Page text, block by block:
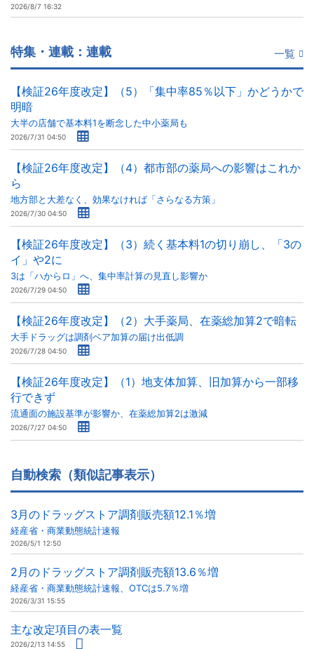
2026/8/7 16:32
特集・連載：連載 一覧
【検証26年度改定】（5）「集中率85％以下」かどうかで
明暗
大半の店舗で基本料1を断念した中小薬局も
2026/7/31 04:50
【検証26年度改定】（4）都市部の薬局への影響はこれか
ら
地方部と大差なく、効果なければ「さらなる方策」
2026/7/30 04:50
【検証26年度改定】（3）続く基本料1の切り崩し、「3の
イ」や2に
3は「ハからロ」へ、集中率計算の見直し影響か
2026/7/29 04:50
【検証26年度改定】（2）大手薬局、在薬総加算2で暗転
大手ドラッグは調剤ベア加算の届け出低調
2026/7/28 04:50
【検証26年度改定】（1）地支体加算、旧加算から一部移
行できず
流通面の施設基準が影響か、在薬総加算2は激減
2026/7/27 04:50
自動検索（類似記事表示）
3月のドラッグストア調剤販売額12.1％増
経産省・商業動態統計速報
2026/5/1 12:50
2月のドラッグストア調剤販売額13.6％増
経産省・商業動態統計速報、OTCは5.7％増
2026/3/31 15:55
主な改定項目の表一覧
2026/2/13 14:55